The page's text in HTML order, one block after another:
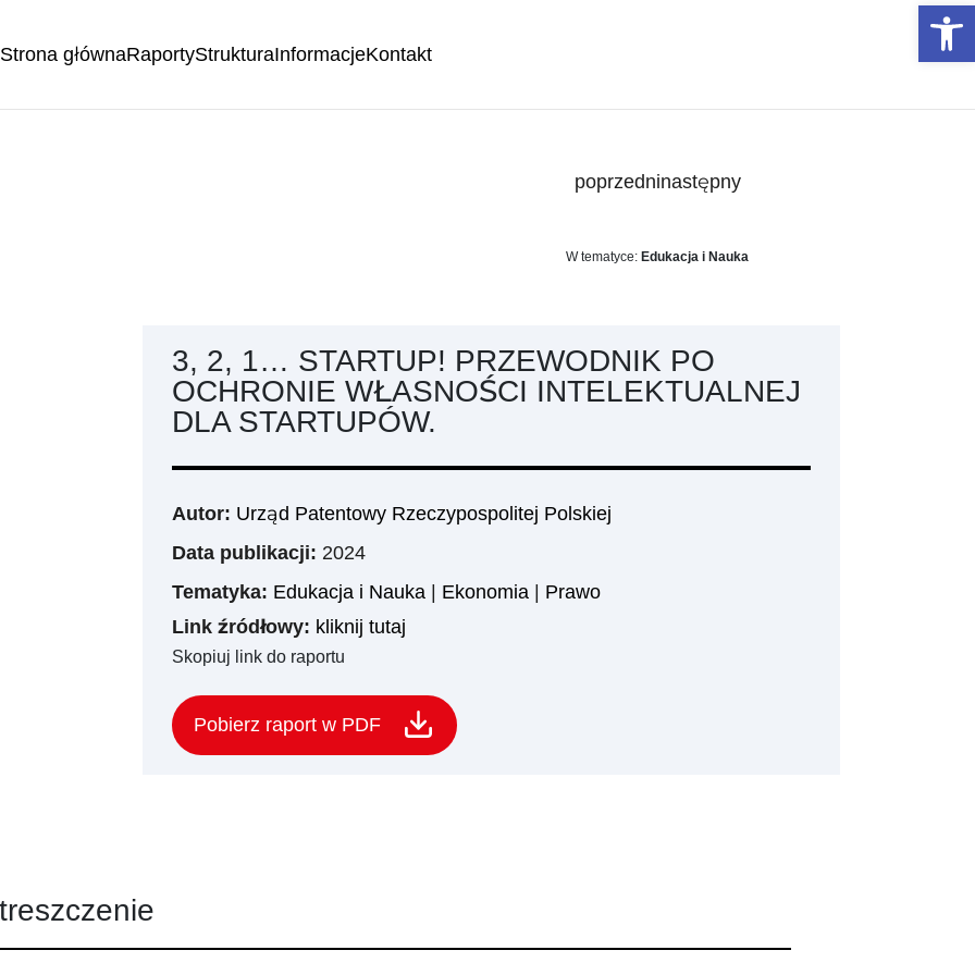
Strona głównaRaportyStrukturaInformacjeKontakt
poprzedninastępny
W tematyce: Edukacja i Nauka
3, 2, 1… STARTUP! PRZEWODNIK PO
OCHRONIE WŁASNOŚCI INTELEKTUALNEJ
DLA STARTUPÓW.
Autor: Urząd Patentowy Rzeczypospolitej Polskiej
Data publikacji: 2024
Tematyka: Edukacja i Nauka| Ekonomia| Prawo
Link źródłowy: kliknij tutaj
Skopiuj link do raportu
Pobierz raport w PDF